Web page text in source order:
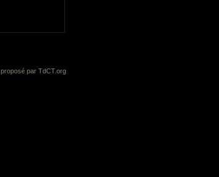
par TdCT.org